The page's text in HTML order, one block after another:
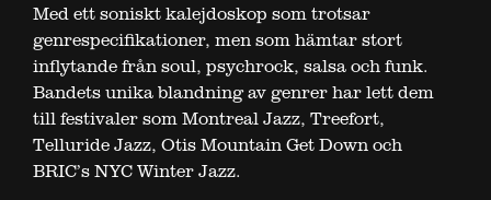
Med ett soniskt kalejdoskop som trotsar
genrespecifikationer, men som hämtar stort
inflytande från soul, psychrock, salsa och funk.
Bandets unika blandning av genrer har lett dem
till festivaler som Montreal Jazz, Treefort,
Telluride Jazz, Otis Mountain Get Down och
BRIC’s NYC Winter Jazz.